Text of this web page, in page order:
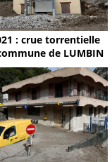
: crue torrentielle
de LUMBIN